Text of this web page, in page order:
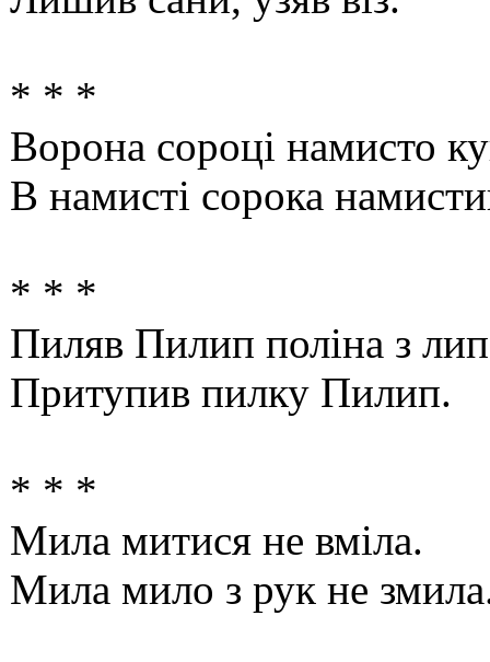
* * *
Ворона сороці намисто
В намисті сорока
* * *
Пиляв Пилип поліна з
Притупив пилку Пилип.
* * *
Мила митися не вміла.
Мила мило з рук не